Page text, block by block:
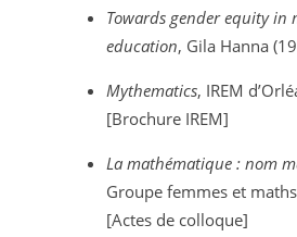
Towards gender equity in
education, Gila Hanna
Mythematics, IREM
[Brochure IREM]
La mathématique : nom
Groupe femmes et
[Actes de colloque]